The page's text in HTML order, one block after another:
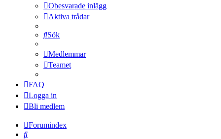
Obesvarade inlägg
Aktiva trådar
Sök
Medlemmar
Teamet
FAQ
Logga in
Bli medlem
Forumindex
Sök